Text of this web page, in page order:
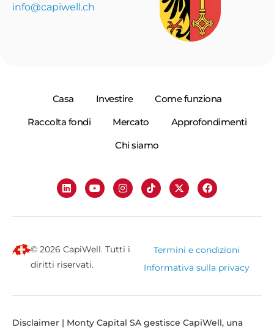
info@capiwell.ch
Casa Investire
Come funziona
Raccolta fondi
Mercato
Approfondimenti
Chi siamo
© 2026 CapiWell. Tutti i
diritti riservati.
Termini e condizioni
Informativa sulla privacy
Disclaimer | Monty Capital SA gestisce CapiWell, una